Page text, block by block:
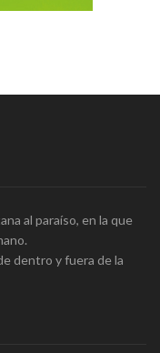
al paraíso, en la que
dentro y fuera de la